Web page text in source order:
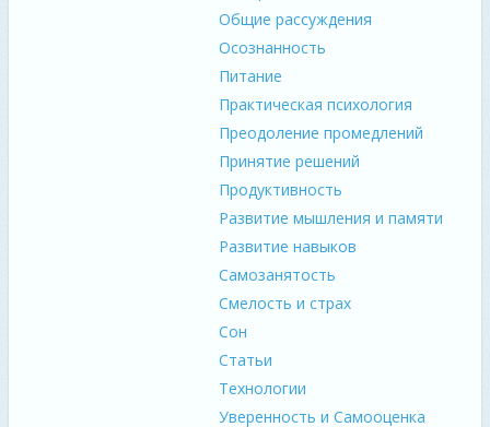
Общие рассуждения
Осознанность
Питание
Практическая психология
Преодоление промедлений
Принятие решений
Продуктивность
Развитие мышления и памяти
Развитие навыков
Самозанятость
Смелость и страх
Сон
Статьи
Технологии
Уверенность и Самооценка